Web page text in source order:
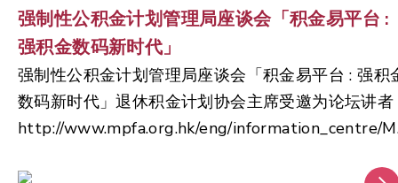
出席。 大会席间，晚宴特邀嘉宾安永会计师事务所合
伙人Chris Barford先生做了简短分享，主题为「积金
易」平台将如何变革强积金制度，雇主和雇员需要如
何迎接这些变革。Chris Barford先生表示，退休积金
计划协会和安永会计师事务所即将联合出版关于此主
题的思惟领导力报告，敬请各位关注。 当晚席间设
互动的座谈会，大会邀请到潘纪虹女士、Roderick
的其他尊贵嘉宾亦包括积金局营运总监许慧仪女士、
积金局产品规管部主管李启宏先生、积金局监理部主
管黄燕妮女士，以及积金易平台有限公司行政总裁吕
志坚先生。 协会多谢大家的支持，期望合作无间，
业界作出贡献！
强制性公积金计划管理局座谈会「积金易平台 :
强积金数码新时代」
强制性公积金计划管理局座谈会「积金易平台 : 强积
数码新时代」退休积金计划协会主席受邀为论坛讲者
http://www.mpfa.org.hk/eng/information_centre/